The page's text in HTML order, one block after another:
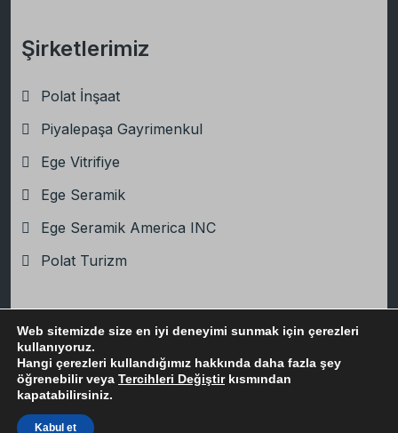
Şirketlerimiz
Polat İnşaat
Piyalepaşa Gayrimenkul
Ege Vitrifiye
Ege Seramik
Ege Seramik America INC
Polat Turizm
Copyright İbrahim Polat Holding
, Tüm Hakları
Saklıdır.
Bilgi Toplumu Hizmetleri
Web sitemizde size en iyi deneyimi sunmak için çerezleri
kullanıyoruz.
Hangi çerezleri kullandığımız hakkında daha fazla şey
öğrenebilir veya Tercihleri Değiştirkısmından
kapatabilirsiniz.
Kabul et